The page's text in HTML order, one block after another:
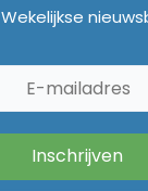
Wekelijkse